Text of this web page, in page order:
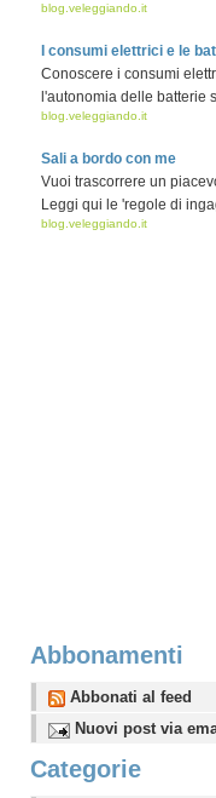
blog.veleggiando.it
I consumi elettrici e le
Conoscere i consumi
l'autonomia delle batterie
blog.veleggiando.it
Sali a bordo con me
Vuoi trascorrere un
Leggi qui le 'regole di
blog.veleggiando.it
Abbonamenti
Abbonati al feed
Nuovi post via
Categorie